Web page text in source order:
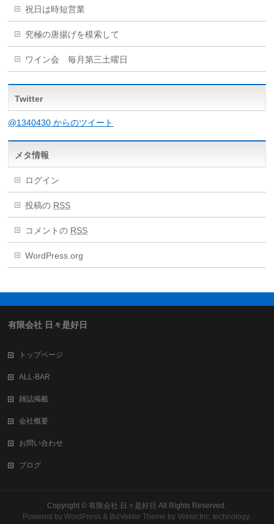
祝日は時短営業
究極の唐揚げを模索して
ワイン会 毎月第三土曜日
Twitter
@1340430 からのツイート
メタ情報
ログイン
投稿の RSS
コメントの RSS
WordPress.org
有限会社 日々是好日
トップページ
ALL-BAR
雑誌掲載
会社概要
お問い合わせ
ブログ
Copyright ©有限会社 日々是好日 All Rights Reserved.
Powered byWordPress & BizVektor Theme byVektor,Inc. technology.